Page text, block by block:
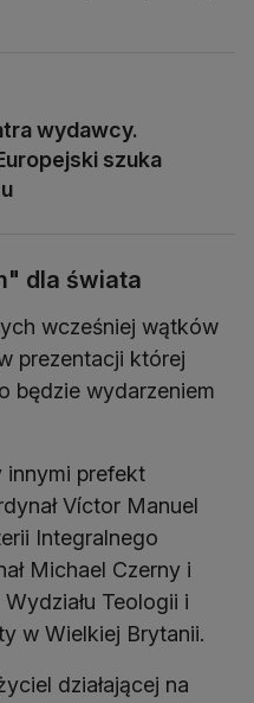
wydawcy.
szuka
dla świata
wcześniej wątków
prezentacji której
będzie wydarzeniem
innymi prefekt
Víctor Manuel
Integralnego
Michael Czerny i
Teologii i
w Wielkiej Brytanii.
działającej na